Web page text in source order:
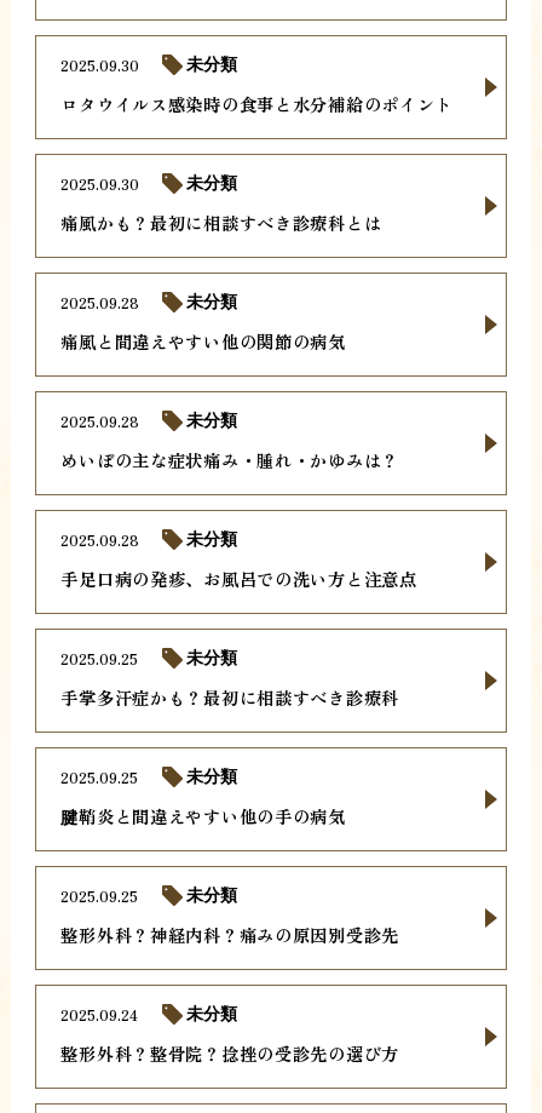
ロタウイルス感染時の食事と水分補給のポイント
2025.09.30 未分類
痛風かも？最初に相談すべき診療科とは
2025.09.30 未分類
痛風と間違えやすい他の関節の病気
2025.09.28 未分類
めいぼの主な症状痛み・腫れ・かゆみは？
2025.09.28 未分類
手足口病の発疹、お風呂での洗い方と注意点
2025.09.28 未分類
手掌多汗症かも？最初に相談すべき診療科
2025.09.25 未分類
腱鞘炎と間違えやすい他の手の病気
2025.09.25 未分類
整形外科？神経内科？痛みの原因別受診先
2025.09.25 未分類
整形外科？整骨院？捻挫の受診先の選び方
2025.09.24 未分類